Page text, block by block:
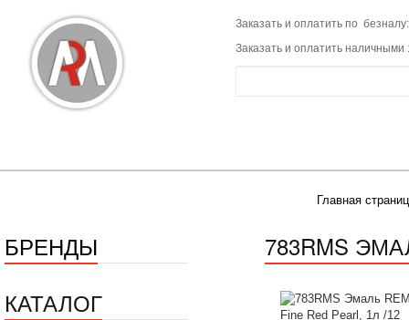
Заказать и оплатить по
Заказать и оплатить наличными
Главная
БРЕНДЫ
КАТАЛОГ
783RMS